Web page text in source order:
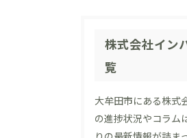
株式会社イン
覧
大牟田市にある株式
の進捗状況やコラム